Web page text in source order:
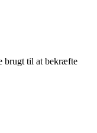
brugt til at bekræfte